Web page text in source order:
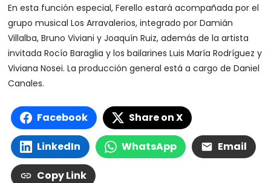
En esta función especial, Ferello estará acompañada por el
grupo musical Los Arravalerios, integrado por Damián
Villalba, Bruno Viviani y Joaquín Ruiz, además de la artista
invitada Rocío Baraglia y los bailarines Luis María Rodríguez y
Viviana Nosei. La producción general está a cargo de Daniel
Canales.
Facebook Share on X
LinkedIn WhatsApp Email
Copy Link